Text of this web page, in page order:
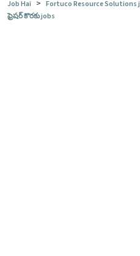
Job Hai > Fortuco Resource Solutions
ఫ్రెషర్ కొరకు jobs